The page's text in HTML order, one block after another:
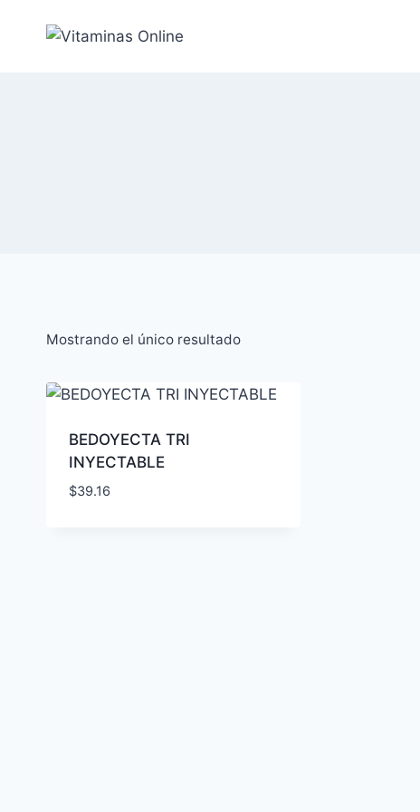
Mostrando el único resultado
BEDOYECTA TRI
INYECTABLE
$39.16